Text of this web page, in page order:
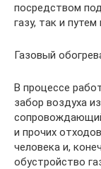
посредством
газу, так и
Газовый
В процессе
забор воздуха
и прочих
человека и,
обустройство